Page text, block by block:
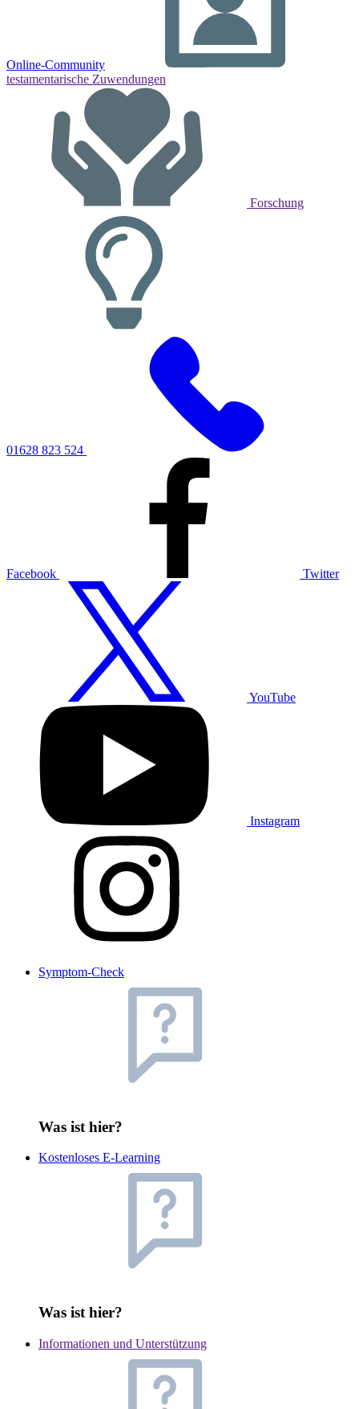
Online-Community
testamentarische Zuwendungen
Forschung
01628 823 524
Facebook Twitter
YouTube
Instagram
Symptom-Check
Was ist hier?
Kostenloses E-Learning
Was ist hier?
Informationen und Unterstützung